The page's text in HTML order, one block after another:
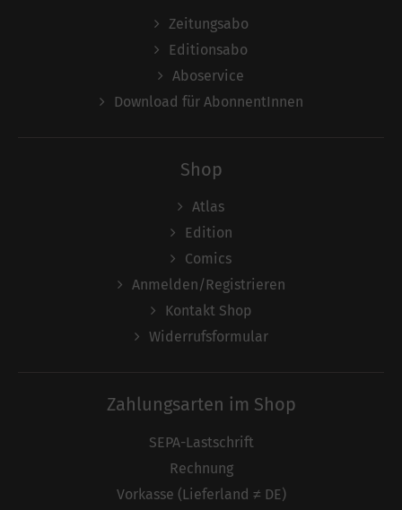
Zeitungsabo
Editionsabo
Aboservice
Download für AbonnentInnen
Shop
Atlas
Edition
Comics
Anmelden/Registrieren
Kontakt Shop
Widerrufsformular
Zahlungsarten im Shop
SEPA-Lastschrift
Rechnung
Vorkasse (Lieferland ≠ DE)